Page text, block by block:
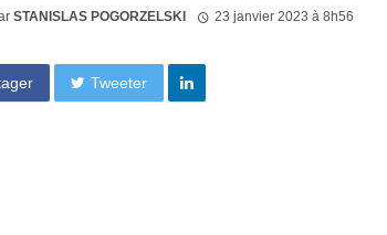
STANISLAS POGORZELSKI 23 janvier 2023 à 8h56
Tweeter